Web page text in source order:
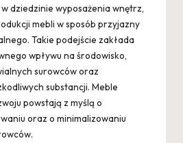
dziedzinie wyposażenia wnętrz,
mebli w sposób przyjazny
Takie podejście zakłada
wpływu na środowisko,
surowców oraz
substancji. Meble
powstają z myślą o
oraz o minimalizowaniu